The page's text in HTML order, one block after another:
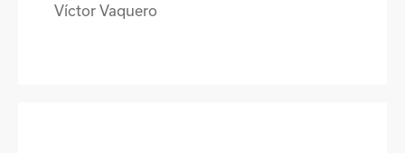
Víctor Vaquero